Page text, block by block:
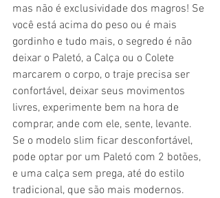
mas não é exclusividade dos magros! Se
você está acima do peso ou é mais
gordinho e tudo mais, o segredo é não
deixar o Paletó, a Calça ou o Colete
marcarem o corpo, o traje precisa ser
confortável, deixar seus movimentos
livres, experimente bem na hora de
comprar, ande com ele, sente, levante.
Se o modelo slim ficar desconfortável,
pode optar por um Paletó com 2 botões,
e uma calça sem prega, até do estilo
tradicional, que são mais modernos.